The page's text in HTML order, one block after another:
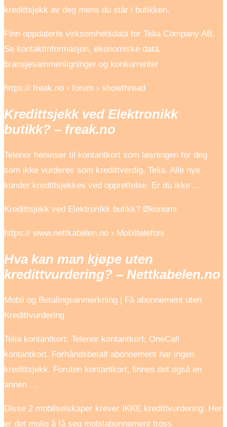
kredittsjekk av deg mens du står i butikken.
Finn oppdaterte virksomhetsdata for Telia Company AB.
Se kontaktinformasjon, økonomiske data,
bransjesammenligninger og konkurrenter
https:// freak.no › forum › showthread
Kredittsjekk ved Elektronikk
butikk? – freak.no
Telenor henviser til kontantkort som løsningen for deg
som ikke vurderes som kredittverdig. Telia. Alle nye
kunder kredittsjekkes ved opprettelse. Er du ikke …
Kredittsjekk ved Elektronikk butikk? Økonomi
https:// www.nettkabelen.no › Mobiltelefoni
Hva kan man kjøpe uten
kredittvurdering? – Nettkabelen.no
Mobil og Betalingsanmerkning | Få abonnement uten
Kredittvurdering
Telia kontantkort; Telenor kontantkort; OneCall
kontantkort. Forhåndsbetalt abonnement har ingen
kredittsjekk. Foruten kontantkort, finnes det også en
annen …
Disse 2 mobilselskaper krever IKKE kredittvurdering. Her
er det mulig å få seg mobilabonnement tross